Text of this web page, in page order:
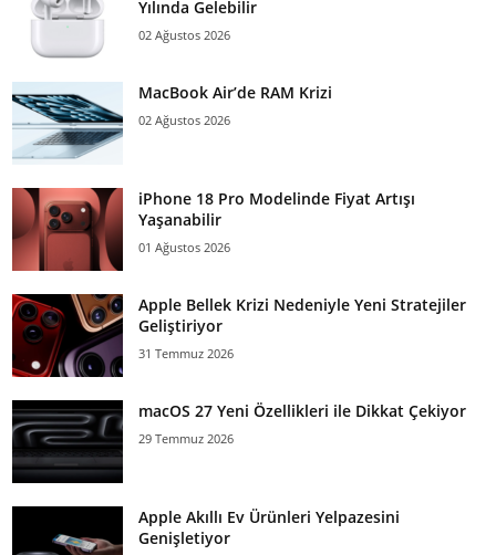
Yılında Gelebilir
02 Ağustos 2026
MacBook Air’de RAM Krizi
02 Ağustos 2026
iPhone 18 Pro Modelinde Fiyat Artışı
Yaşanabilir
01 Ağustos 2026
Apple Bellek Krizi Nedeniyle Yeni Stratejiler
Geliştiriyor
31 Temmuz 2026
macOS 27 Yeni Özellikleri ile Dikkat Çekiyor
29 Temmuz 2026
Apple Akıllı Ev Ürünleri Yelpazesini
Genişletiyor